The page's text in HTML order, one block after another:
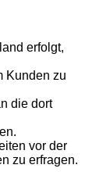
erfolgt,
Kunden zu
die dort
vor der
zu erfragen.